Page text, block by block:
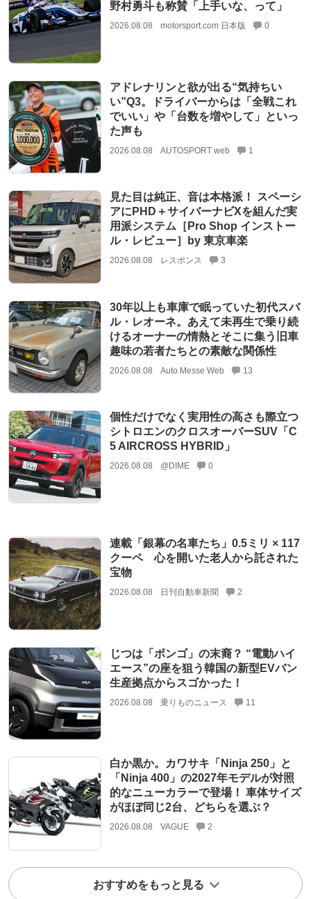
野村勇斗も称賛「上手いな、って」
2026.08.08 motorsport.com 日本版 0
アドレナリンと欲が出る“気持ちい
い”Q3。ドライバーからは「全戦これ
でいい」や「台数を増やして」といっ
た声も
2026.08.08 AUTOSPORT web 1
見た目は純正、音は本格派！ スペーシ
アにPHD＋サイバーナビXを組んだ実
用派システム［Pro Shop インストー
ル・レビュー］by 東京車楽
2026.08.08 レスポンス 3
30年以上も車庫で眠っていた初代スバ
ル・レオーネ。あえて未再生で乗り続
けるオーナーの情熱とそこに集う旧車
趣味の若者たちとの素敵な関係性
2026.08.08 Auto Messe Web 13
個性だけでなく実用性の高さも際立つ
シトロエンのクロスオーバーSUV「C
5 AIRCROSS HYBRID」
2026.08.08 @DIME 0
連載「銀幕の名車たち」0.5ミリ × 117
クーペ 心を開いた老人から託された
宝物
2026.08.08 日刊自動車新聞 2
じつは「ボンゴ」の末裔？ “電動ハイ
エース”の座を狙う韓国の新型EVバン
生産拠点からスゴかった！
2026.08.08 乗りものニュース 11
白か黒か。カワサキ「Ninja 250」と
「Ninja 400」の2027年モデルが対照
的なニューカラーで登場！ 車体サイズ
がほぼ同じ2台、どちらを選ぶ？
2026.08.08 VAGUE 2
おすすめをもっと見る